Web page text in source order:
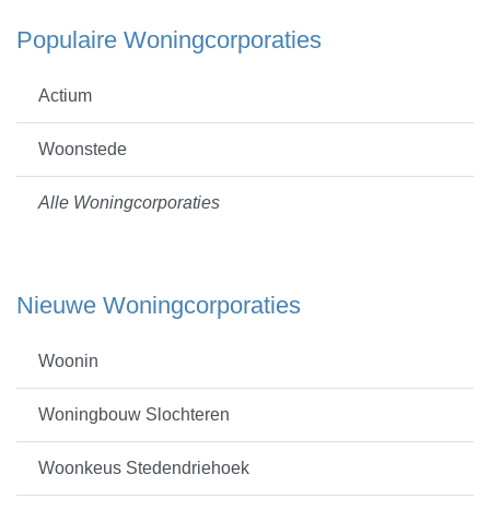
Populaire Woningcorporaties
Actium
Woonstede
Alle Woningcorporaties
Nieuwe Woningcorporaties
Woonin
Woningbouw Slochteren
Woonkeus Stedendriehoek